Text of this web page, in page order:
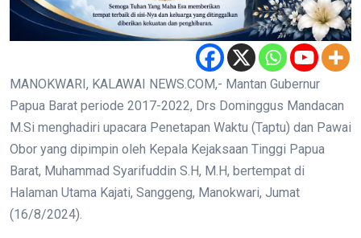
MANOKWARI, KALAWAI NEWS.COM,- Mantan Gubernur
Papua Barat periode 2017-2022, Drs Dominggus Mandacan
M.Si menghadiri upacara Penetapan Waktu (Taptu) dan Pawai
Obor yang dipimpin oleh Kepala Kejaksaan Tinggi Papua
Barat, Muhammad Syarifuddin S.H, M.H, bertempat di
Halaman Utama Kajati, Sanggeng, Manokwari, Jumat
(16/8/2024).